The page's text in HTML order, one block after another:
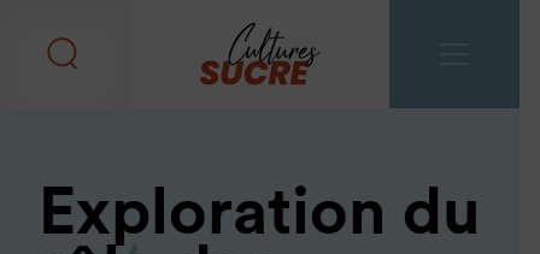
Exploration du